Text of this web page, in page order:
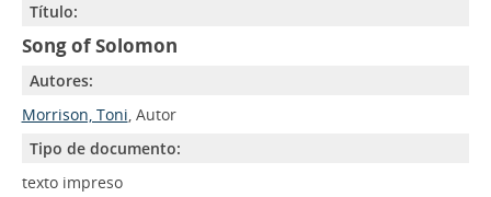
Título:
Song of Solomon
Autores:
Morrison, Toni, Autor
Tipo de documento:
texto impreso